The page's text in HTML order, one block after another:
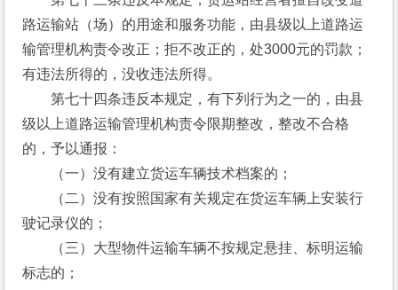
路运输站（场）的用途和服务功能，由县级以上道路运
输管理机构责令改正；拒不改正的，处3000元的罚款；
有违法所得的，没收违法所得。
第七十四条违反本规定，有下列行为之一的，由县
级以上道路运输管理机构责令限期整改，整改不合格
的，予以通报：
（一）没有建立货运车辆技术档案的；
（二）没有按照国家有关规定在货运车辆上安装行
驶记录仪的；
（三）大型物件运输车辆不按规定悬挂、标明运输
标志的；